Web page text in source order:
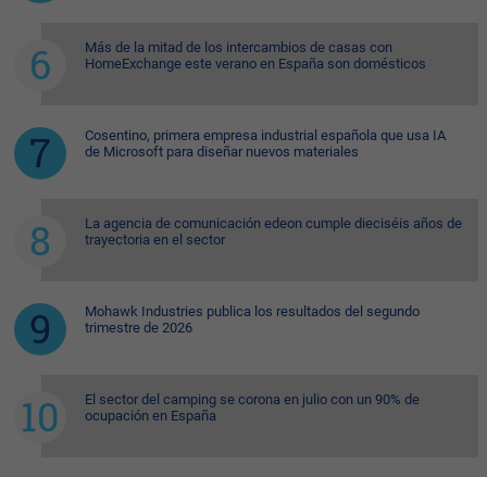
Más de la mitad de los intercambios de casas con
HomeExchange este verano en España son domésticos
Cosentino, primera empresa industrial española que usa IA
de Microsoft para diseñar nuevos materiales
La agencia de comunicación edeon cumple dieciséis años de
trayectoria en el sector
Mohawk Industries publica los resultados del segundo
trimestre de 2026
El sector del camping se corona en julio con un 90% de
ocupación en España